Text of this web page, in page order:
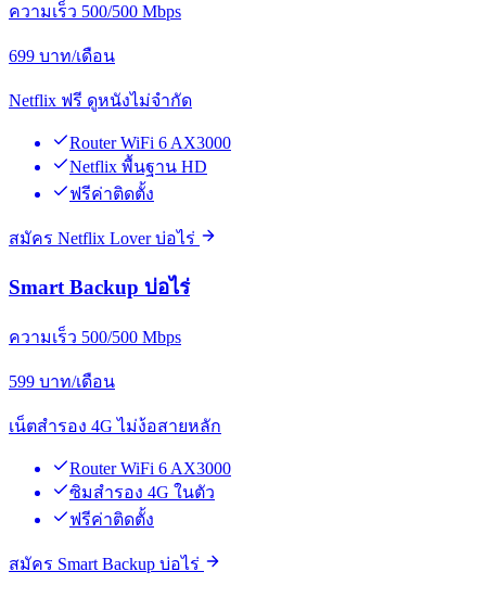
ความเร็ว 500/500 Mbps
699 บาท/เดือน
Netflix ฟรี ดูหนังไม่จำกัด
Router WiFi 6 AX3000
Netflix พื้นฐาน HD
ฟรีค่าติดตั้ง
สมัคร Netflix Lover บ่อไร่
Smart Backup บ่อไร่
ความเร็ว 500/500 Mbps
599 บาท/เดือน
เน็ตสำรอง 4G ไม่ง้อสายหลัก
Router WiFi 6 AX3000
ซิมสำรอง 4G ในตัว
ฟรีค่าติดตั้ง
สมัคร Smart Backup บ่อไร่